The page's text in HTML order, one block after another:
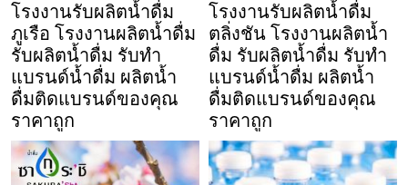
โรงงานรับผลิตน้ำดื่ม
ภูเรือ โรงงานผลิตน้ำดื่ม
รับผลิตน้ำดื่ม รับทำ
แบรนด์น้ำดื่ม ผลิตน้ำ
ดื่มติดแบรนด์ของคุณ
ราคาถูก
โรงงานรับผลิตน้ำดื่ม
ตลิ่งชัน โรงงานผลิตน้ำ
ดื่ม รับผลิตน้ำดื่ม รับทำ
แบรนด์น้ำดื่ม ผลิตน้ำ
ดื่มติดแบรนด์ของคุณ
ราคาถูก